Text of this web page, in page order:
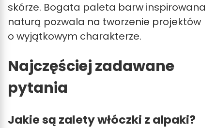
skórze. Bogata paleta barw inspirowana
naturą pozwala na tworzenie projektów
o wyjątkowym charakterze.
Najczęściej zadawane
pytania
Jakie są zalety włóczki z alpaki?